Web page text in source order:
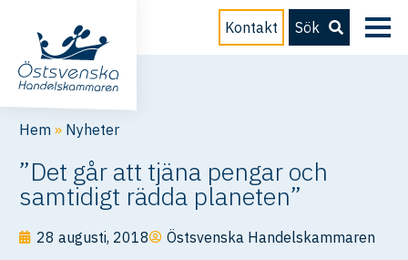
Kontakt Sök
Hem » Nyheter
”Det går att tjäna pengar och
samtidigt rädda planeten”
28 augusti, 2018 Östsvenska Handelskammaren